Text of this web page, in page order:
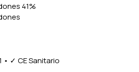
41%
• ✓ CE Sanitario